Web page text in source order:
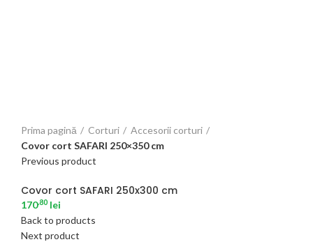
Prima pagină Corturi
Accesorii corturi
Covor cort SAFARI 250×350 cm
Previous product
Covor cort SAFARI 250x300 cm
170.80 lei
Back to products
Next product